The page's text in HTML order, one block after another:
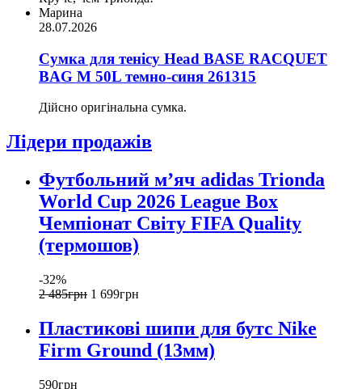
Марина
28.07.2026
Сумка для тенісу Head BASE RACQUET
BAG M 50L темно-синя 261315
Дійсно оригінальна сумка.
Лідери продажів
Футбольний м’яч adidas Trionda
World Cup 2026 League Box
Чемпіонат Світу FIFA Quality
(термошов)
-32%
2 485грн 1 699грн
Пластикові шипи для бутс Nike
Firm Ground (13мм)
590грн